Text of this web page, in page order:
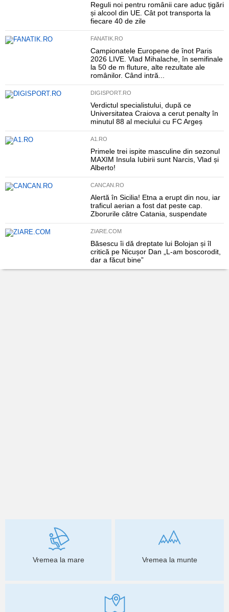
Reguli noi pentru românii care aduc țigări
și alcool din UE. Cât pot transporta la
fiecare 40 de zile
FANATIK.RO
Campionatele Europene de înot Paris
2026 LIVE. Vlad Mihalache, în semifinale
la 50 de m fluture, alte rezultate ale
românilor. Când intră...
DIGISPORT.RO
Verdictul specialistului, după ce
Universitatea Craiova a cerut penalty în
minutul 88 al meciului cu FC Argeș
A1.RO
Primele trei ispite masculine din sezonul
MAXIM Insula Iubirii sunt Narcis, Vlad și
Alberto!
CANCAN.RO
Alertă în Sicilia! Etna a erupt din nou, iar
traficul aerian a fost dat peste cap.
Zborurile către Catania, suspendate
ZIARE.COM
Băsescu îi dă dreptate lui Bolojan și îl
critică pe Nicușor Dan „L-am boscorodit,
dar a făcut bine”
Vremea la mare Vremea la munte